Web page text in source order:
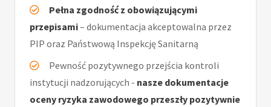
Pełna zgodność z obowiązującymi
przepisami– dokumentacja akceptowalna przez
PIP oraz Państwową Inspekcję Sanitarną
Pewność pozytywnego przejścia kontroli
instytucji nadzorujących - nasze dokumentacje
oceny ryzyka zawodowego przeszły pozytywnie